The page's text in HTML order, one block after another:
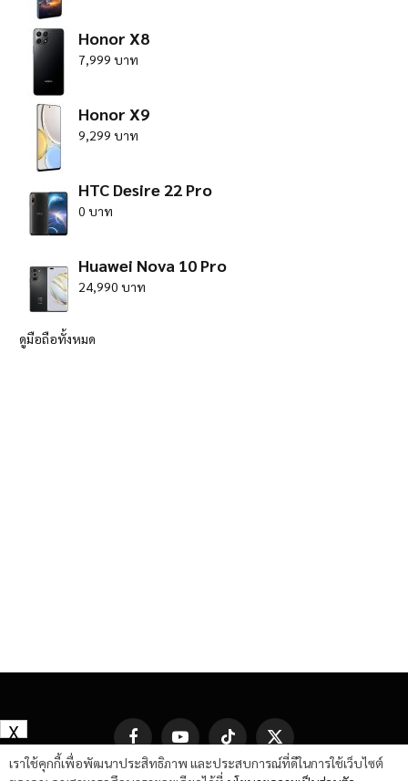
Honor X8
7,999 บาท
Honor X9
9,299 บาท
HTC Desire 22 Pro
0 บาท
Huawei Nova 10 Pro
24,990 บาท
ดูมือถือทั้งหมด
FacebookYouTube TikTok
X
(Twitter)
เราใช้คุกกี้เพื่อพัฒนาประสิทธิภาพ และประสบการณ์ที่ดีในการใช้เว็บไซต์
X